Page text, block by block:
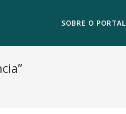
SOBRE O PORTAL